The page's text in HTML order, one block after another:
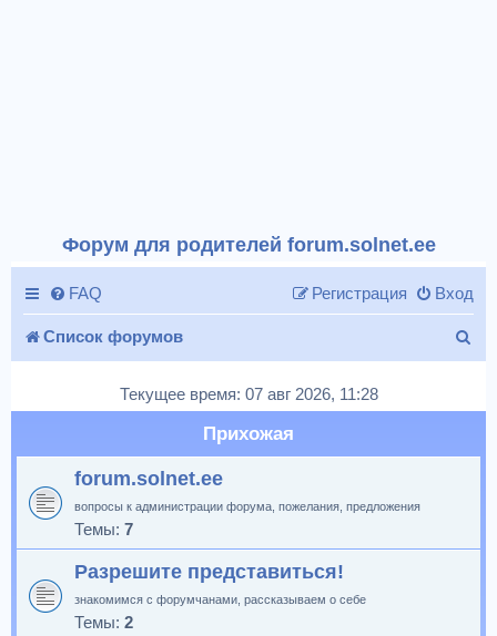
Форум для родителей forum.solnet.ee
FAQ Вход
Регистрация
Список форумов
и
Текущее время: 07 авг 2026, 11:28
Прихожая
forum.solnet.ee
вопросы к администрации форума, пожелания, предложения
Темы: 7
Разрешите представиться!
знакомимся с форумчанами, рассказываем о себе
Темы: 2